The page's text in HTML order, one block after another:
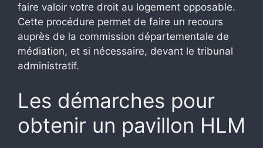
faire valoir votre droit au logement opposable.
Cette procédure permet de faire un recours
auprès de la commission départementale de
médiation, et si nécessaire, devant le tribunal
administratif.
Les démarches pour
obtenir un pavillon HLM